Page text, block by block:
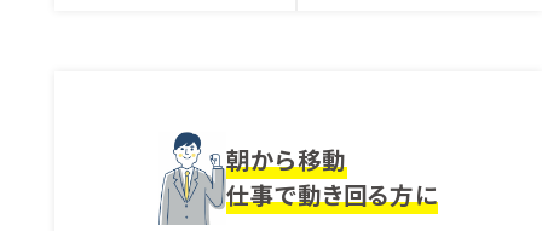
朝から移動
仕事で動き回る方に